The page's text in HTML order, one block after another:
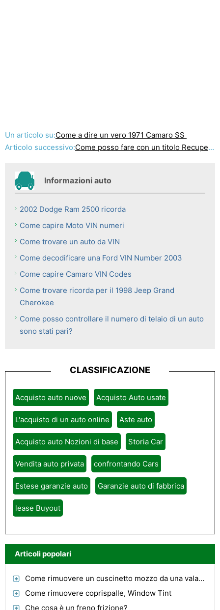
Un articolo su:Come a dire un vero 1971 Camaro SS
Articolo successivo:Come posso fare con un titolo Recuperato auto ?
Informazioni auto
2002 Dodge Ram 2500 ricorda
Come capire Moto VIN numeri
Come trovare un auto da VIN
Come decodificare una Ford VIN Number 2003
Come capire Camaro VIN Codes
Come trovare ricorda per il 1998 Jeep Grand
Cherokee
Come posso controllare il numero di telaio di un auto
sono stati pari?
CLASSIFICAZIONE
Acquisto auto nuove Acquisto Auto usate
L'acquisto di un auto online Aste auto
Acquisto auto Nozioni di base Storia Car
Vendita auto privata confrontando Cars
Estese garanzie auto Garanzie auto di fabbrica
lease Buyout
Articoli popolari
Come rimuovere un cuscinetto mozzo da una valanga
Come rimuovere coprispalle, Window Tint
Che cosa è un freno frizione?